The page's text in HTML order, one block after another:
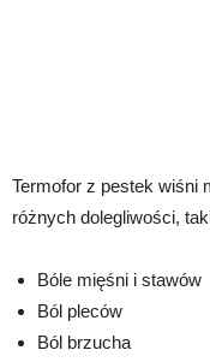
Termofor z pestek wiśni
różnych dolegliwości,
Bóle mięśni i stawów
Ból pleców
Ból brzucha